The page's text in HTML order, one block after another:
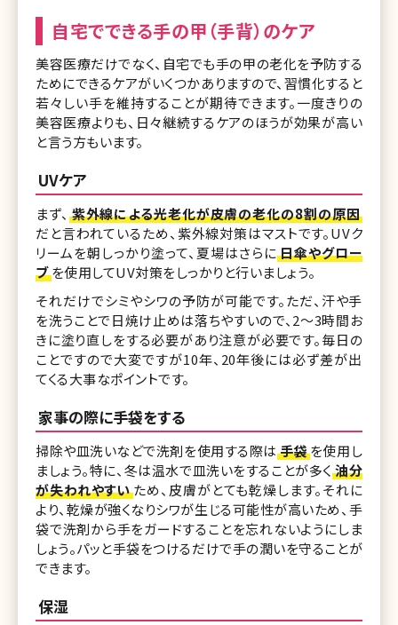
自宅でできる手の甲（手背）のケア
美容医療だけでなく、自宅でも手の甲の老化を予防する
ためにできるケアがいくつかありますので、習慣化すると
若々しい手を維持することが期待できます。一度きりの
美容医療よりも、日々継続するケアのほうが効果が高い
と言う方もいます。
UVケア
まず、 紫外線による光老化が皮膚の老化の8割の原因
だと言われているため、紫外線対策はマストです。UVク
リームを朝しっかり塗って、夏場はさらに日傘やグロー
ブを使用してUV対策をしっかりと行いましょう。
それだけでシミやシワの予防が可能です。ただ、汗や手
を洗うことで日焼け止めは落ちやすいので、2〜3時間お
きに塗り直しをする必要があり注意が必要です。毎日の
ことですので大変ですが10年、20年後には必ず差が出
てくる大事なポイントです。
家事の際に手袋をする
掃除や皿洗いなどで洗剤を使用する際は 手袋を使用し
ましょう。特に、冬は温水で皿洗いをすることが多く 油分
が失われやすいため、皮膚がとても乾燥します。それに
より、乾燥が強くなりシワが生じる可能性が高いため、手
袋で洗剤から手をガードすることを忘れないようにしま
しょう。パッと手袋をつけるだけで手の潤いを守ることが
できます。
保湿